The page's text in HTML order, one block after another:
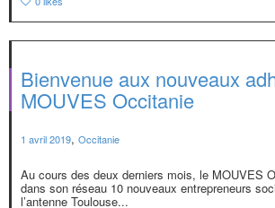
Bienvenue aux nouveaux
MOUVES Occitanie
1 avril 2019, Occitanie
Au cours des deux derniers mois, le MOUVES
dans son réseau 10 nouveaux entrepreneurs
l’antenne Toulouse...